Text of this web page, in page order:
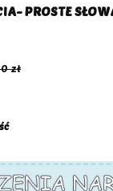
PROSTE
zł